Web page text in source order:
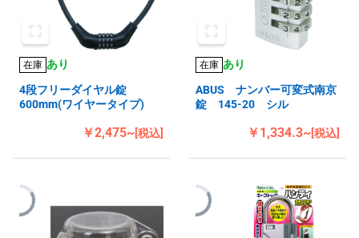
在庫 あり
4段フリーダイヤル錠
600mm(ワイヤータイプ)
￥2,475~[税込]
在庫 あり
ABUS ナンバー可変式南京
錠 145-20 シル
￥1,334.3~[税込]